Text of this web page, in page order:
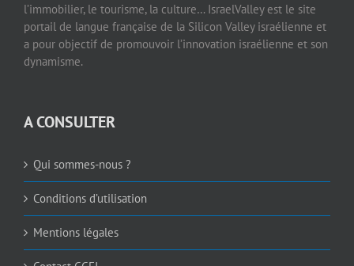
l’immobilier, le tourisme, la culture… IsraelValley est le site
portail de langue française de la Silicon Valley israélienne et
a pour objectif de promouvoir l’innovation israélienne et son
dynamisme.
A CONSULTER
Qui sommes-nous ?
Conditions d’utilisation
Mentions légales